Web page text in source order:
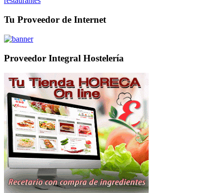
Tu Proveedor de Internet
Proveedor Integral Hostelería